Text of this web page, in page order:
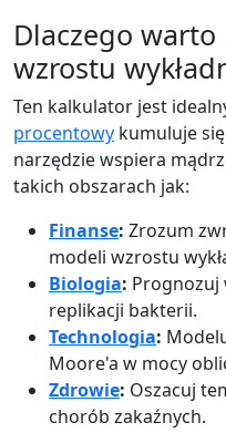
Dlaczego
wzrostu
Ten kalkulator jest
procentowy kumuluje
narzędzie wspiera
takich obszarach jak:
Finanse: Zrozum
modeli wzrostu
Biologia: Prognozuj
replikacji bakterii.
Technologia:
Moore'a w mocy
Zdrowie: Oszacuj
chorób zakaźnych.